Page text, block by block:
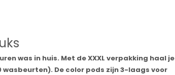
was in huis. Met de XXXL verpakking haal je
De color pods zijn 3-laags voor